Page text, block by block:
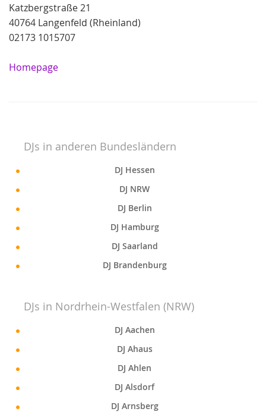
Katzbergstraße 21
40764 Langenfeld (Rheinland)
02173 1015707
Homepage
DJs in anderen Bundesländern
DJ Hessen
DJ NRW
DJ Berlin
DJ Hamburg
DJ Saarland
DJ Brandenburg
DJs in Nordrhein-Westfalen (NRW)
DJ Aachen
DJ Ahaus
DJ Ahlen
DJ Alsdorf
DJ Arnsberg